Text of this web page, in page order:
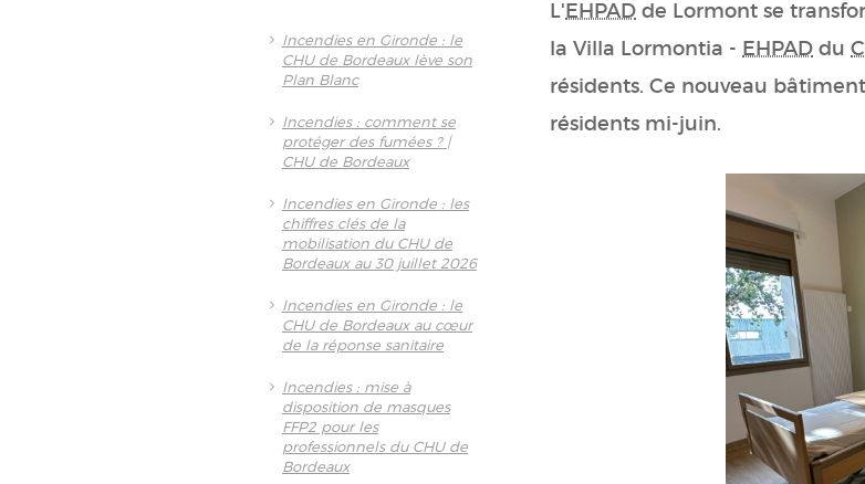
Incendies en Gironde : le
CHU de Bordeaux lève son
Plan Blanc
Incendies : comment se
protéger des fumées ? |
CHU de Bordeaux
Incendies en Gironde : les
chiffres clés de la
mobilisation du CHU de
Bordeaux au 30 juillet 2026
Incendies en Gironde : le
CHU de Bordeaux au cœur
de la réponse sanitaire
Incendies : mise à
disposition de masques
FFP2 pour les
professionnels du CHU de
Bordeaux
L'EHPAD de Lormont se
la Villa Lormontia - EHPAD du
résidents. Ce nouveau
résidents mi-juin.